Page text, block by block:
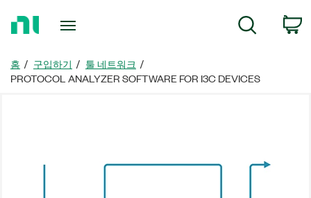
홈 구입하기
툴 네트워크
PROTOCOL ANALYZER SOFTWARE FOR I3C DEVICES